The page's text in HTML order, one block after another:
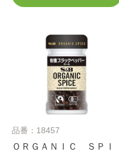
品番：18457
ＯＲＧＡＮＩＣ ＳＰＩ